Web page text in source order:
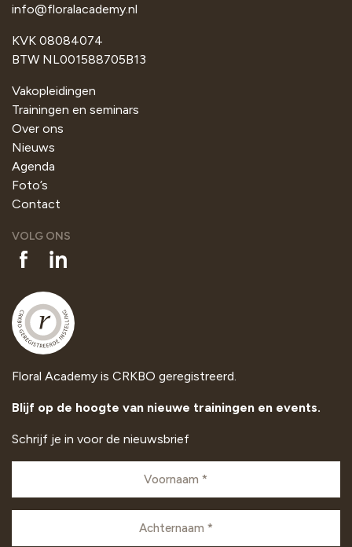
info@floralacademy.nl
KVK 08084074
BTW NL001588705B13
Vakopleidingen
Trainingen en seminars
Over ons
Nieuws
Agenda
Foto’s
Contact
VOLG ONS
Floral Academy is CRKBO geregistreerd.
Blijf op de hoogte van nieuwe trainingen en events.
Schrijf je in voor de nieuwsbrief